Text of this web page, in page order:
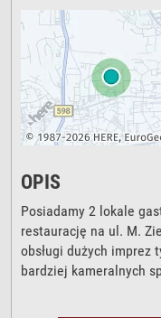
OPIS
Posiadamy 2 lokale
restaurację na ul. M.
obsługi dużych imprez
bardziej kameralnych